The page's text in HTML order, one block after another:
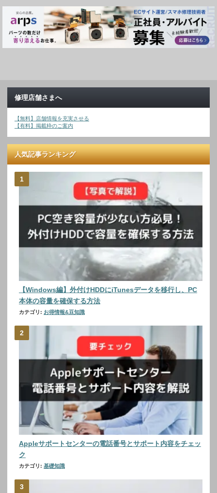
修理店舗さまへ
【無料】店舗情報を充実させる
【有料】掲載枠のご案内
人気記事ランキング
【Windows編】外付けHDDにiTunesデータを移行し、PC
本体の容量を確保する方法
カテゴリ: お得情報&豆知識
Appleサポートセンターの電話番号とサポート内容をチェッ
ク
カテゴリ: 基礎知識